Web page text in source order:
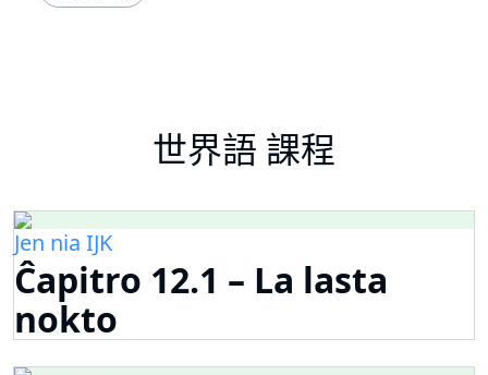
世界語 課程
Jen nia IJK
Ĉapitro 12.1 – La lasta
nokto